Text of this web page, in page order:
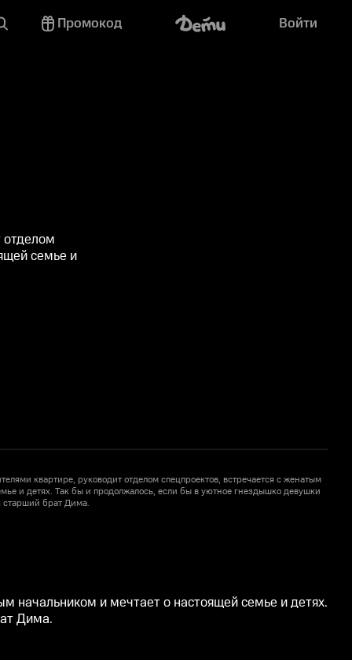
Промокод Войти
отделом
семье и
квартире, руководит отделом спецпроектов, встречается с женатым
и детях. Так бы и продолжалось, если бы в уютное гнездышко девушки
старший брат Дима.
начальником и мечтает о настоящей семье и детях.
Дима.